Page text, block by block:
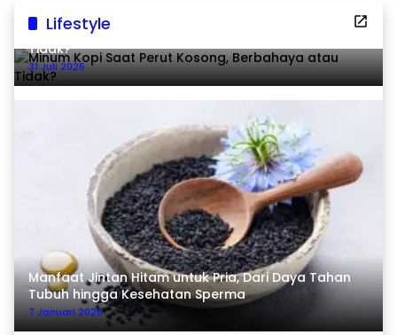
Lifestyle
Minum Kopi Saat Perut Kosong, Berbahaya atau
Tidak?
31 Juli 2026
Manfaat Jintan Hitam untuk Pria, Dari Daya Tahan
Tubuh hingga Kesehatan Sperma
7 Januari 2026